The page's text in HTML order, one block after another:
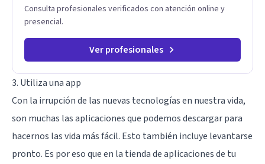
Consulta profesionales verificados con atención online y
presencial.
Ver profesionales
3. Utiliza una app
Con la irrupción de las nuevas tecnologías en nuestra vida,
son muchas las aplicaciones que podemos descargar para
hacernos las vida más fácil. Esto también incluye levantarse
pronto. Es por eso que en la tienda de aplicaciones de tu